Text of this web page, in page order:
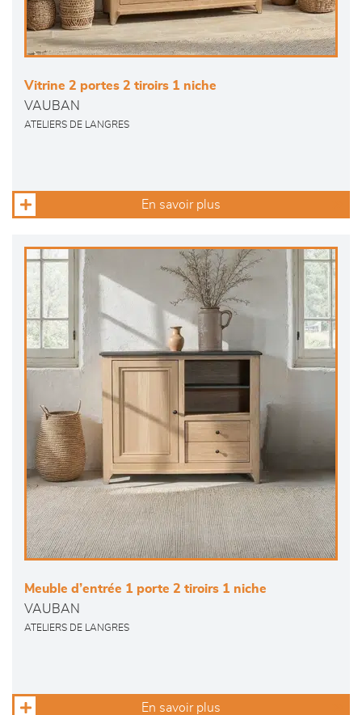
Vitrine 2 portes 2 tiroirs 1 niche
VAUBAN
ATELIERS DE LANGRES
En savoir plus
Meuble d’entrée 1 porte 2 tiroirs 1 niche
VAUBAN
ATELIERS DE LANGRES
En savoir plus